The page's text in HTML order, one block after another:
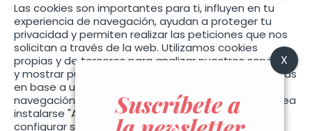
Política de privacidad
Política de cookies
Accesibilidad
Las cookies son importantes para ti, influyen en tu
experiencia de navegación, ayudan a proteger tu
privacidad y permiten realizar las peticiones que nos
solicitan a través de la web. Utilizamos cookies
propias y de terceros para analizar nuestros servicios
y mostrar publicidad relacionada con sus preferencias
en base a un perfil elaborado con sus hábitos de
navegación (por ejemplo, páginas visitadas). Si desea
instalarse "Aceptar cookies", o también puede
configurar sus preferencias pulsando "Configurar